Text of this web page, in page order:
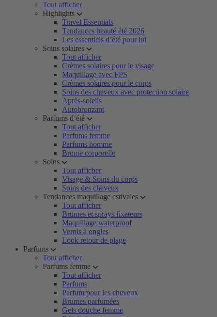
Tout afficher
Highlights
Travel Essentials
Tendances beauté été 2026
Les essentiels d’été pour lui
Soins solaires
Tout afficher
Crèmes solaires pour le visage
Maquillage avec FPS
Crèmes solaires pour le corps
Soins des cheveux avec protection solaire
Après-soleils
Autobronzant
Parfums d’été
Tout afficher
Parfums femme
Parfums homme
Brume corporelle
Soins
Tout afficher
Visage & Soins du corps
Soins des cheveux
Tendances maquillage estivales
Tout afficher
Brumes et sprays fixateurs
Maquillage waterproof
Vernis à ongles
Look retour de plage
Parfums
Tout afficher
Parfums femme
Tout afficher
Parfums
Parfum pour les cheveux
Brumes parfumées
Gels douche femme